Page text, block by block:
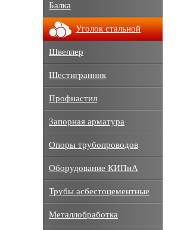
Балка
Уголок стальной
Швеллер
Шестигранник
Профнастил
Запорная арматура
Опоры трубопроводов
Оборудование КИПиА
Трубы асбестоцементные
Металлобработка